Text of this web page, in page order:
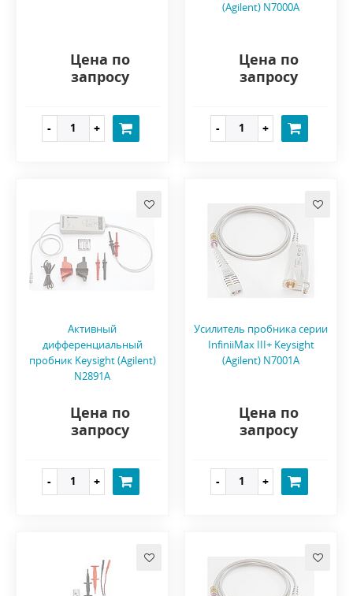
Цена по
запросу
(Agilent) N7000A
Цена по
запросу
Активный
дифференциальный
пробник Keysight (Agilent)
N2891A
Цена по
запросу
Усилитель пробника серии
InfiniiMax III+ Keysight
(Agilent) N7001A
Цена по
запросу